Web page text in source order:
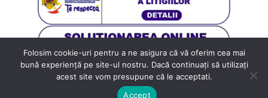
FarmaVerde © 2025
Folosim cookie-uri pentru a ne asigura că vă oferim cea mai
bună experiență pe site-ul nostru. Dacă continuați să utilizați
acest site vom presupune că le acceptati.
Accept